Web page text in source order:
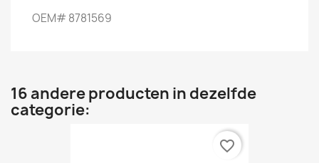
OEM# 8781569
16 andere producten in dezelfde
categorie:
favorite_border